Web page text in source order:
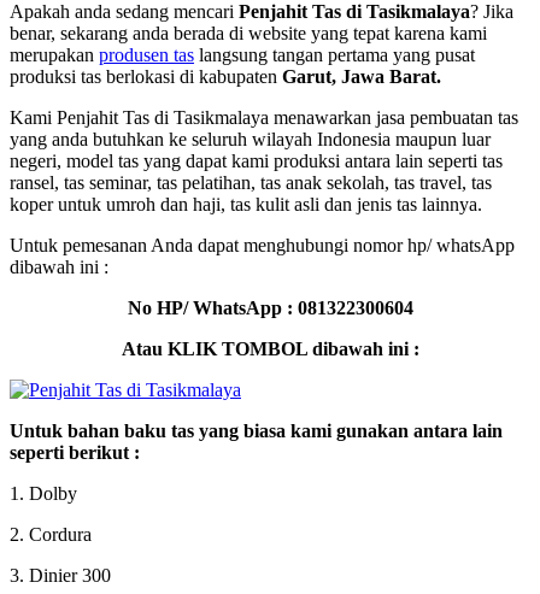
Apakah anda sedang mencari Penjahit Tas di Tasikmalaya? Jika
benar, sekarang anda berada di website yang tepat karena kami
merupakan produsen tas langsung tangan pertama yang pusat
produksi tas berlokasi di kabupaten Garut, Jawa Barat.
Kami Penjahit Tas di Tasikmalaya menawarkan jasa pembuatan tas
yang anda butuhkan ke seluruh wilayah Indonesia maupun luar
negeri, model tas yang dapat kami produksi antara lain seperti tas
ransel, tas seminar, tas pelatihan, tas anak sekolah, tas travel, tas
koper untuk umroh dan haji, tas kulit asli dan jenis tas lainnya.
Untuk pemesanan Anda dapat menghubungi nomor hp/ whatsApp
dibawah ini :
No HP/ WhatsApp : 081322300604
Atau KLIK TOMBOL dibawah ini :
Untuk bahan baku tas yang biasa kami gunakan antara lain
seperti berikut :
1. Dolby
2. Cordura
3. Dinier 300